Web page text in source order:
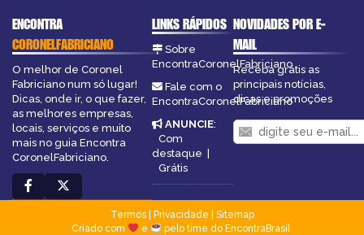
ENCONTRA
CORONELFABRICIANO
O melhor de Coronel
Fabriciano num só lugar!
Dicas, onde ir, o que fazer,
as melhores empresas,
locais, serviços e muito
mais no guia Encontra
CoronelFabriciano.
LINKS RÁPIDOS
Sobre
EncontraCoronelFabriciano
Fale com o
EncontraCoronelFabriciano
ANUNCIE:
Com
destaque |
Grátis
NOVIDADES POR E-
MAIL
Receba grátis as
principais notícias,
dicas e promoções
Termos| Privacidade
Sitemap
Criado com
e pelo time do EncontraBrasil